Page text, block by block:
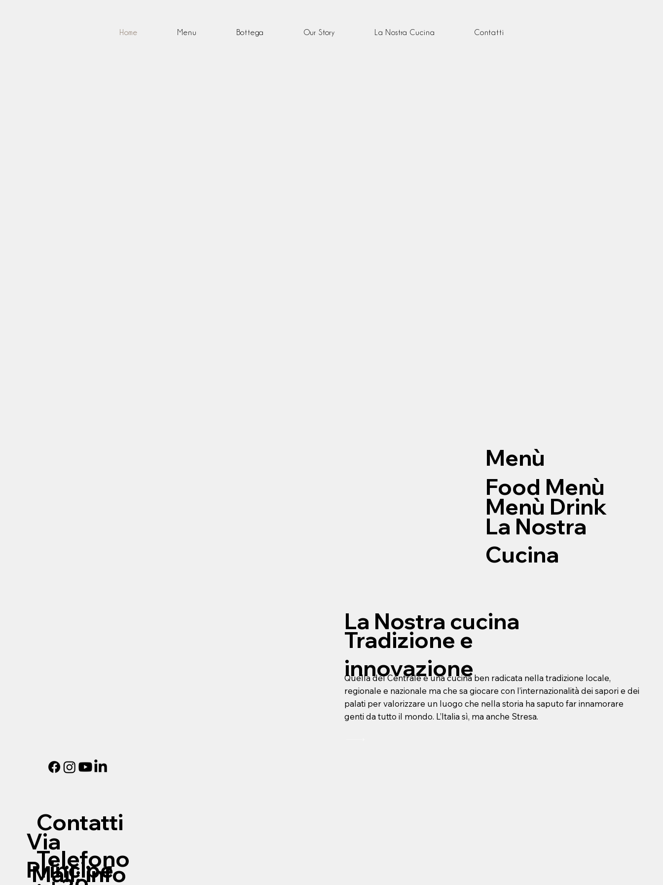
Home Menu Bottega Our Story La Nostra Cucina Contatti
Menù
Food Menù
Menù Drink
La Nostra
Cucina
Tradizione e
innovazione
La Nostra cucina
Quella del Centrale è una cucina ben radicata nella tradizione locale,
regionale e nazionale ma che sa giocare con l’internazionalità dei sapori e dei
palati per valorizzare un luogo che nella storia ha saputo far innamorare
genti da tutto il mondo. L’Italia sì, ma anche Stresa.
Contatti
Via
Principe
Telefono
Mail:info